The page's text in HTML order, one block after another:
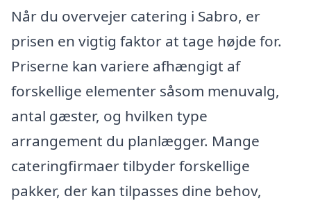
Når du overvejer catering i Sabro, er
prisen en vigtig faktor at tage højde for.
Priserne kan variere afhængigt af
forskellige elementer såsom menuvalg,
antal gæster, og hvilken type
arrangement du planlægger. Mange
cateringfirmaer tilbyder forskellige
pakker, der kan tilpasses dine behov,